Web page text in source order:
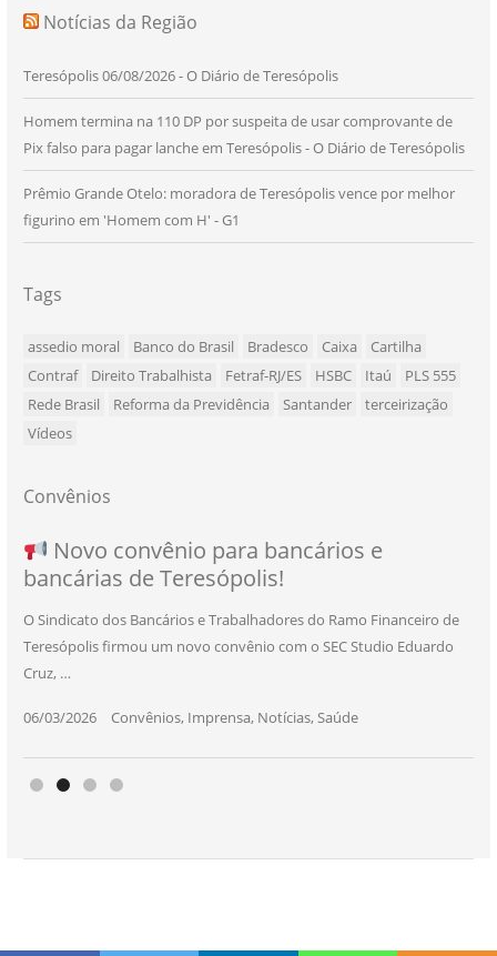
Notícias da Região
Teresópolis 06/08/2026 - O Diário de Teresópolis
Homem termina na 110 DP por suspeita de usar comprovante de
Pix falso para pagar lanche em Teresópolis - O Diário de Teresópolis
Prêmio Grande Otelo: moradora de Teresópolis vence por melhor
figurino em 'Homem com H' - G1
Tags
assedio moral Banco do Brasil Bradesco Caixa
Cartilha
Contraf
Direito Trabalhista Fetraf-RJ/ES HSBC Itaú
PLS 555
Rede Brasil
Reforma da Previdência Santander
terceirização
Vídeos
Convênios
SEU NOVO BENEFÍCIO CHEGOU
Novo convênio para bancários e
bancárias de Teresópolis!
O Sindicato dos Bancários e Trabalhadores do Ramo Financeiro de
Teresópolis firmou um novo convênio com o SEC Studio Eduardo
Cruz, …
06/03/2026| Convênios, Imprensa, Notícias,Saúde
NOVO CONVÊNIO PARA VOCÊ, BANCÁRIO
E BANCÁRIA!
25/11/2025| Convênios, Imprensa, Notícias,Saúde
Convênio com a Rede de Ensino Técnico e
Centro de Qualificação Técnica